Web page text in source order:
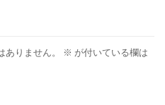
りません。 ※ が付いている欄は